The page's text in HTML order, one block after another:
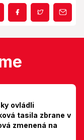
ovládli
tasila zbrane v
zmenená na